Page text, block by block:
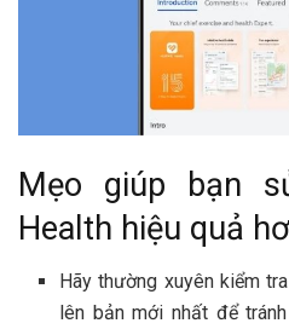
Mẹo giúp bạn
Health hiệu quả
Hãy thường xuyên kiểm
lên bản mới nhất để